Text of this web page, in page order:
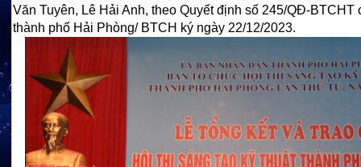
Văn Tuyên, Lê Hải Anh, theo Quyết định số 245/QĐ-BTCHT
thành phố Hải Phòng/ BTCH ký ngày 22/12/2023.